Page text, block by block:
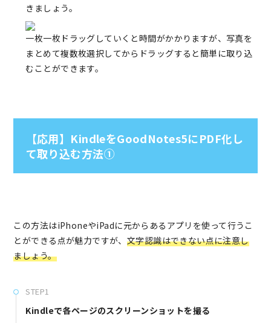
きましょう。
一枚一枚ドラッグしていくと時間がかかりますが、写真を
まとめて複数枚選択してからドラッグすると簡単に取り込
むことができます。
【応用】KindleをGoodNotes5にPDF化し
て取り込む方法①
この方法はiPhoneやiPadに元からあるアプリを使って行うこ
とができる点が魅力ですが、 文字認識はできない点に注意し
ましょう。
STEP1
Kindleで各ページのスクリーンショットを撮る